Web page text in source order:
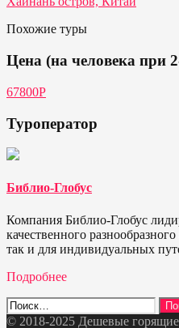
Похожие туры
Цена (на человека при
67800Р
Туроператор
Библио-Глобус
Компания Библио-Глобус
качественного
так и для индивидуальных
Подробнее
Найти:
© 2018-2025 Дешевые